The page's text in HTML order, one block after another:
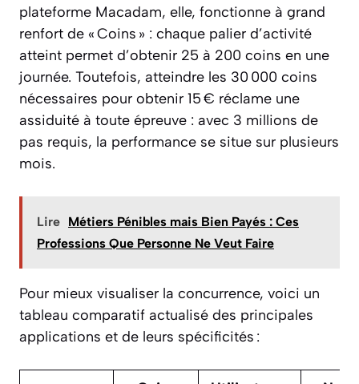
plateforme Macadam, elle, fonctionne à grand
renfort de « Coins » : chaque palier d’activité
atteint permet d’obtenir 25 à 200 coins en une
journée. Toutefois, atteindre les 30 000 coins
nécessaires pour obtenir 15 € réclame une
assiduité à toute épreuve : avec 3 millions de
pas requis, la performance se situe sur plusieurs
mois.
Lire Métiers Pénibles mais Bien Payés : Ces
Professions Que Personne Ne Veut Faire
Pour mieux visualiser la concurrence, voici un
tableau comparatif actualisé des principales
applications et de leurs spécificités :